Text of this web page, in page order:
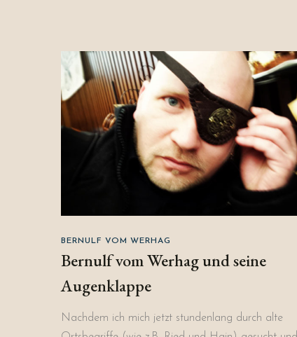
BERNULF VOM WERHAG
Bernulf vom Werhag und seine
Augenklappe
Nachdem ich mich jetzt stundenlang durch alte